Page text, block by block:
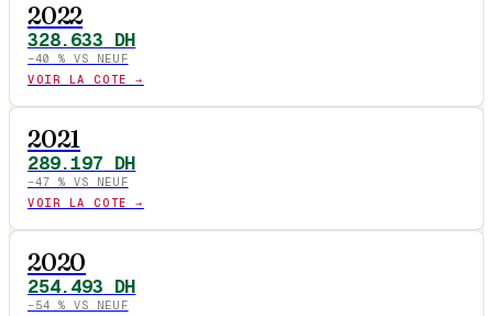
2022
328.633 DH
−40
% VS NEUF
VOIR LA COTE →
2021
289.197 DH
−47 % VS NEUF
VOIR LA COTE →
2020
254.493 DH
−54 % VS NEUF